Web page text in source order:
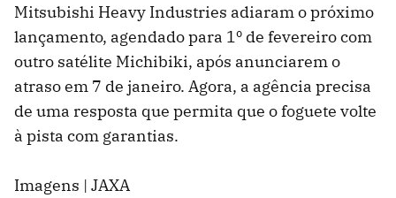
Mitsubishi Heavy Industries adiaram o próximo
lançamento, agendado para 1º de fevereiro com
outro satélite Michibiki, após anunciarem o
atraso em 7 de janeiro. Agora, a agência precisa
de uma resposta que permita que o foguete volte
à pista com garantias.
Imagens | JAXA